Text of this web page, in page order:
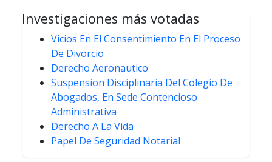
Investigaciones más votadas
Vicios En El Consentimiento En El Proceso
De Divorcio
Derecho Aeronautico
Suspension Disciplinaria Del Colegio De
Abogados, En Sede Contencioso
Administrativa
Derecho A La Vida
Papel De Seguridad Notarial